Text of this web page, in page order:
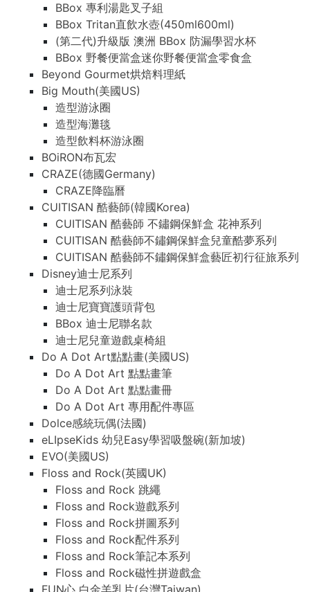
BBox 專利湯匙叉子組
BBox Tritan直飲水壺(450ml600ml)
(第二代)升級版 澳洲 BBox 防漏學習水杯
BBox 野餐便當盒迷你野餐便當盒零食盒
Beyond Gourmet烘焙料理紙
Big Mouth(美國US)
造型游泳圈
造型海灘毯
造型飲料杯游泳圈
BOiRON布瓦宏
CRAZE(德國Germany)
CRAZE降臨曆
CUITISAN 酷藝師(韓國Korea)
CUITISAN 酷藝師 不鏽鋼保鮮盒 花神系列
CUITISAN 酷藝師不鏽鋼保鮮盒兒童酷夢系列
CUITISAN 酷藝師不鏽鋼保鮮盒藝匠初行征旅系列
Disney迪士尼系列
迪士尼系列泳裝
迪士尼寶寶護頭背包
BBox 迪士尼聯名款
迪士尼兒童遊戲桌椅組
Do A Dot Art點點畫(美國US)
Do A Dot Art 點點畫筆
Do A Dot Art 點點畫冊
Do A Dot Art 專用配件專區
Dolce感統玩偶(法國)
eLIpseKids 幼兒Easy學習吸盤碗(新加坡)
EVO(美國US)
Floss and Rock(英國UK)
Floss and Rock 跳繩
Floss and Rock遊戲系列
Floss and Rock拼圖系列
Floss and Rock配件系列
Floss and Rock筆記本系列
Floss and Rock磁性拼遊戲盒
FUN心 白金羊乳片(台灣Taiwan)